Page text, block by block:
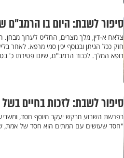
סיפור לשבת: היום בו
צלאח א-דין, מלך מצרים, החליט לערוך מבחן.
חזק ככל הניתן ובנוסף יכין סמי מרפא. לאחר
רופא המלך. לכבוד הרמב"ם, שיום פטירתו כ'
סיפור לשבת: לזכות בחיים
בפרשת השבוע מבקש יעקב מיוסף חסד,
"חסד שעושים עם המתים הוא חסד של אמת,